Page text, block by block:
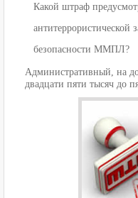
Какой штраф
безопасности ММПЛ?
Административный, на
двадцати пяти тысяч до